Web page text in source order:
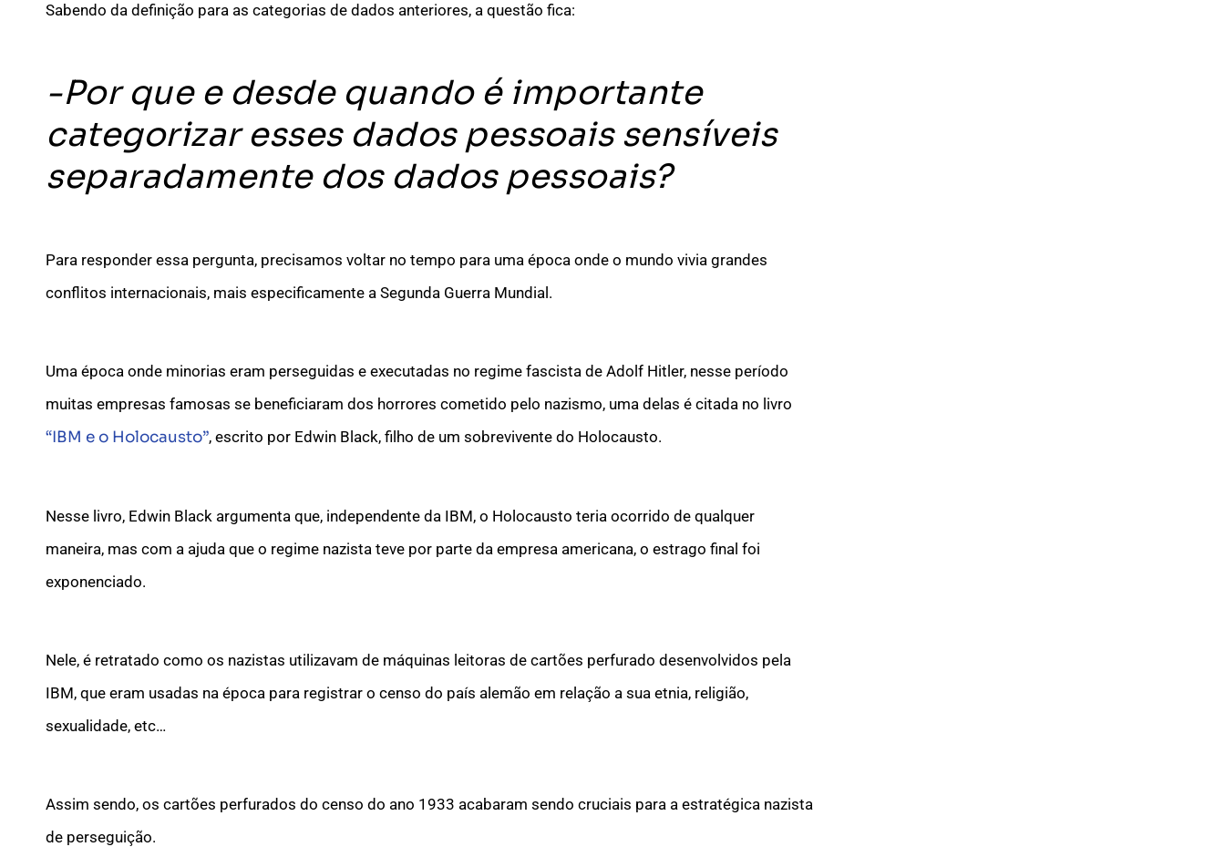
Sabendo da definição para as categorias de dados anteriores, a questão fica:
-Por que e desde quando é importante
categorizar esses dados pessoais sensíveis
separadamente dos dados pessoais?
Para responder essa pergunta, precisamos voltar no tempo para uma época onde o mundo vivia grandes
conflitos internacionais, mais especificamente a Segunda Guerra Mundial.
Uma época onde minorias eram perseguidas e executadas no regime fascista de Adolf Hitler, nesse período
muitas empresas famosas se beneficiaram dos horrores cometido pelo nazismo, uma delas é citada no livro
“IBM e o Holocausto”, escrito por Edwin Black, filho de um sobrevivente do Holocausto.
Nesse livro, Edwin Black argumenta que, independente da IBM, o Holocausto teria ocorrido de qualquer
maneira, mas com a ajuda que o regime nazista teve por parte da empresa americana, o estrago final foi
exponenciado.
Nele, é retratado como os nazistas utilizavam de máquinas leitoras de cartões perfurado desenvolvidos pela
IBM, que eram usadas na época para registrar o censo do país alemão em relação a sua etnia, religião,
sexualidade, etc…
Assim sendo, os cartões perfurados do censo do ano 1933 acabaram sendo cruciais para a estratégica nazista
de perseguição.